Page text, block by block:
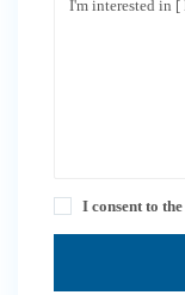
I consent to the